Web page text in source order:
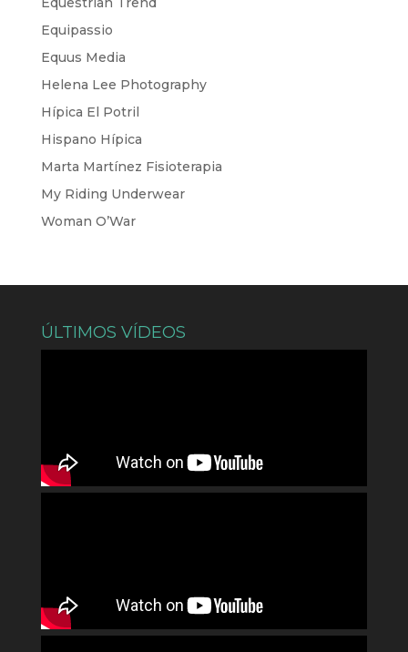
Equipassio
Equus Media
Helena Lee Photography
Hípica El Potril
Hispano Hípica
Marta Martínez Fisioterapia
My Riding Underwear
Woman O’War
ÚLTIMOS VÍDEOS